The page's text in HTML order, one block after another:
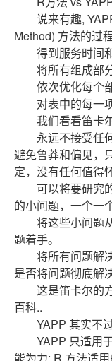
说来有趣,
Method) 方法的过
得到服务时间和
将所有组成部
依次优化每个
对表中的每一项
我们看看笛卡
永远不接受任何
避免鲁莽和偏见，
定，没有任何值得
可以将要研究的
的小问题，一个一
将这些小问题从
题着手。
将所有问题解决
是否将问题彻底解
这是笛卡尔的方
百科..
YAPP 其实不过
YAPP 只适用于